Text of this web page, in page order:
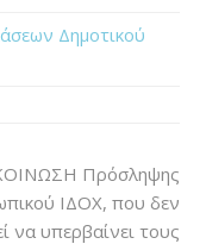
Δημοτικού
Πρόσληψης
ΙΔΟΧ, που δεν
να υπερβαίνει τους